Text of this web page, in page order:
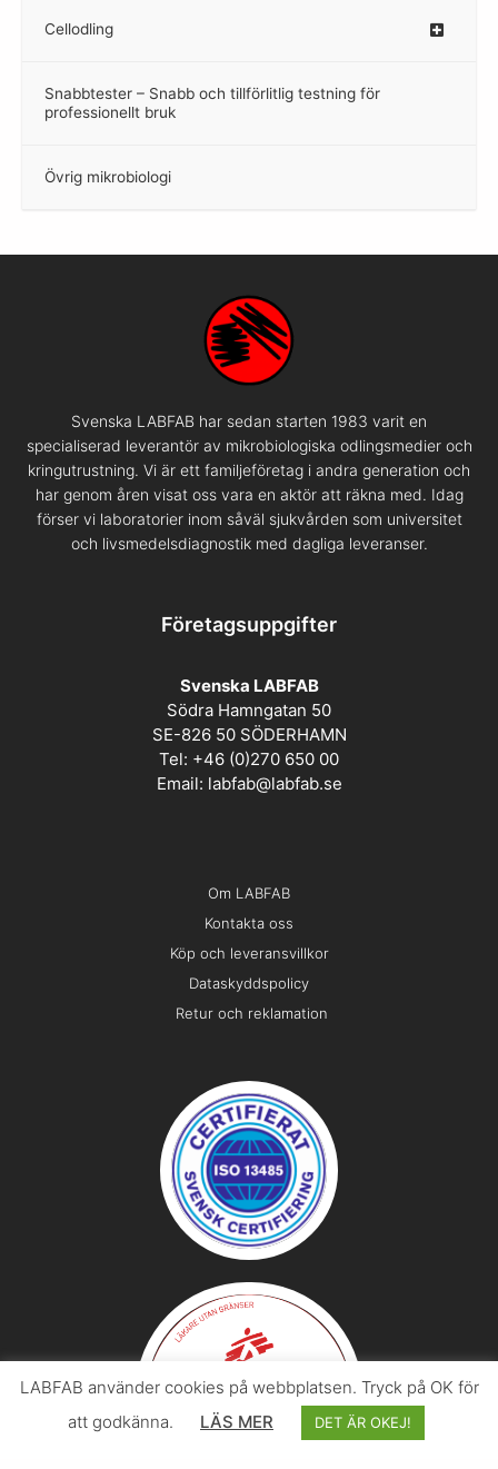
Cellodling
–
Snabbtester – Snabb och tillförlitlig testning för
professionellt bruk
–
Övrig mikrobiologi
–
Svenska LABFAB har sedan starten 1983 varit en
specialiserad leverantör av mikrobiologiska odlingsmedier och
kringutrustning. Vi är ett familjeföretag i andra generation och
har genom åren visat oss vara en aktör att räkna med. Idag
förser vi laboratorier inom såväl sjukvården som universitet
och livsmedelsdiagnostik med dagliga leveranser.
Företagsuppgifter
Svenska LABFAB
Södra Hamngatan 50
SE-826 50 SÖDERHAMN
Tel: +46 (0)270 650 00
Email: labfab@labfab.se
Om LABFAB
Kontakta oss
Köp och leveransvillkor
Dataskyddspolicy
Retur och reklamation
LABFAB använder cookies på webbplatsen. Tryck på OK för
att godkänna.
LÄS MER DET ÄR OKEJ!